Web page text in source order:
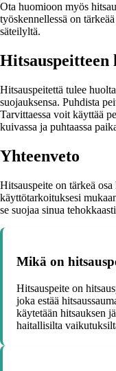
Ota huomioon myös
työskennellessä on
säteilyltä.
Hitsauspeitteen
Hitsauspeitettä tulee
suojauksensa. Puhdista
Tarvittaessa voit käyttää
kuivassa ja puhtaassa
Yhteenveto
Hitsauspeite on tärkeä
käyttötarkoituksesi
se suojaa sinua
Mikä on
Hitsauspeite on
joka estää
käytetään hitsauksen
haitallisilta